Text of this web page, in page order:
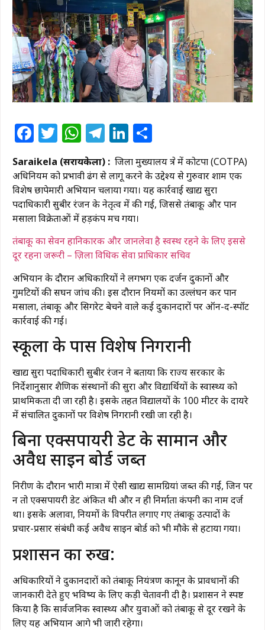
Facebook
Twitter
WhatsApp
Telegram
LinkedIn
Saraikela (सरायकेला) : जिला मुख्यालय क्षेत्र में कोटपा (COTPA)
अधिनियम को प्रभावी ढंग से लागू करने के उद्देश्य से गुरुवार शाम एक
विशेष छापेमारी अभियान चलाया गया। यह कार्रवाई खाद्य सुरक्षा
पदाधिकारी सुबीर रंजन के नेतृत्व में की गई, जिससे तंबाकू और पान
मसाला विक्रेताओं में हड़कंप मच गया।
तंबाकू का सेवन हानिकारक और जानलेवा है स्वस्थ रहने के लिए इससे
दूर रहना जरूरी – ज़िला विधिक सेवा प्राधिकार सचिव
​अभियान के दौरान अधिकारियों ने लगभग एक दर्जन दुकानों और
गुमटियों की सघन जांच की। इस दौरान नियमों का उल्लंघन कर पान
मसाला, तंबाकू और सिगरेट बेचने वाले कई दुकानदारों पर ऑन-द-स्पॉट
कार्रवाई की गई।
​स्कूलों के पास विशेष निगरानी
​खाद्य सुरक्षा पदाधिकारी सुबीर रंजन ने बताया कि राज्य सरकार के
निर्देशानुसार शैक्षणिक संस्थानों की सुरक्षा और विद्यार्थियों के स्वास्थ्य को
प्राथमिकता दी जा रही है। इसके तहत विद्यालयों के 100 मीटर के दायरे
में संचालित दुकानों पर विशेष निगरानी रखी जा रही है।
​बिना एक्सपायरी डेट के सामान और
अवैध साइन बोर्ड जब्त
​निरीक्षण के दौरान भारी मात्रा में ऐसी खाद्य सामग्रियां जब्त की गईं, जिन पर
न तो एक्सपायरी डेट अंकित थी और न ही निर्माता कंपनी का नाम दर्ज
था। इसके अलावा, नियमों के विपरीत लगाए गए तंबाकू उत्पादों के
प्रचार-प्रसार संबंधी कई अवैध साइन बोर्ड को भी मौके से हटाया गया।
प्रशासन का रुख:
अधिकारियों ने दुकानदारों को तंबाकू नियंत्रण कानून के प्रावधानों की
जानकारी देते हुए भविष्य के लिए कड़ी चेतावनी दी है। प्रशासन ने स्पष्ट
किया है कि सार्वजनिक स्वास्थ्य और युवाओं को तंबाकू से दूर रखने के
लिए यह अभियान आगे भी जारी रहेगा।